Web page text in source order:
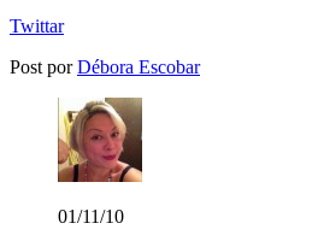
Twittar
Post porDébora Escobar
01/11/10